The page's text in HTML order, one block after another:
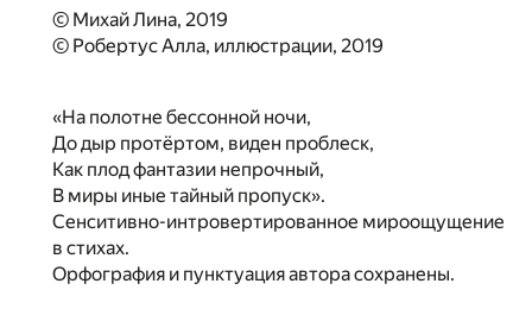
© Михай Лина, 2019
© Робертус Алла, иллюстрации, 2019
«На полотне бессонной ночи,
До дыр протёртом, виден проблеск,
Как плод фантазии непрочный,
В миры иные тайный пропуск».
Сенситивно-интровертированное мироощущение
в стихах.
Орфография и пунктуация автора сохранены.